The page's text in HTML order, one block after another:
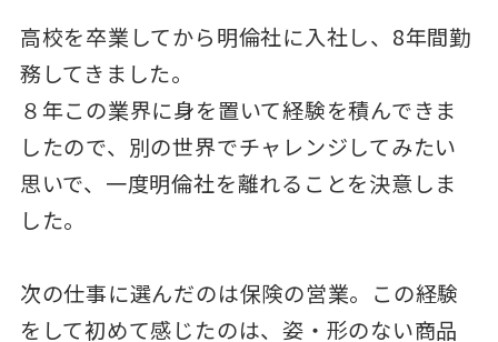
高校を卒業してから明倫社に入社し、8年間勤
務してきました。
８年この業界に身を置いて経験を積んできま
したので、別の世界でチャレンジしてみたい
思いで、一度明倫社を離れることを決意しま
した。
次の仕事に選んだのは保険の営業。この経験
をして初めて感じたのは、姿・形のない商品